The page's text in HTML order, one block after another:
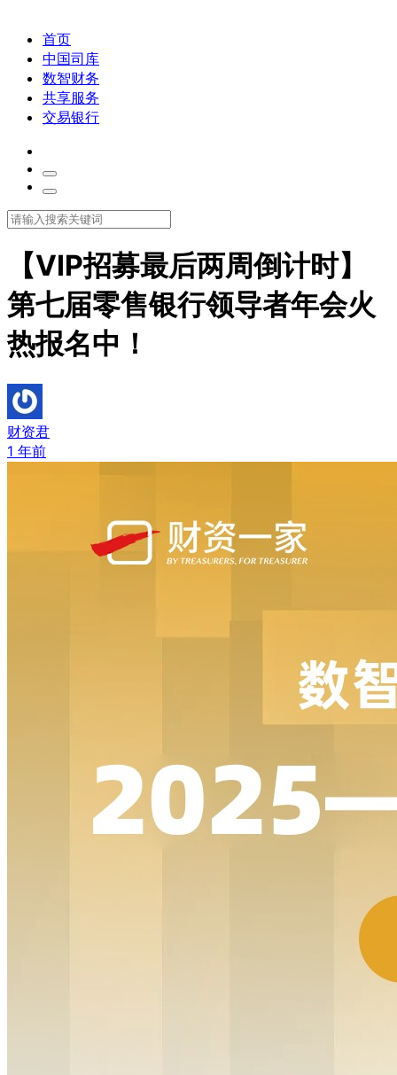
首页
中国司库
数智财务
共享服务
交易银行
【VIP招募最后两周倒计时】
第七届零售银行领导者年会火
热报名中！
财资君
1 年前